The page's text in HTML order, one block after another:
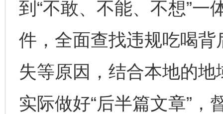
到“不敢、不能、不想”
件，全面查找违规吃喝
失等原因，结合本地的
实际做好“后半篇文章”